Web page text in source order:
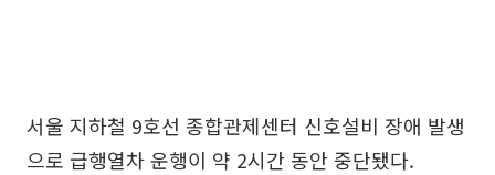
서울 지하철 9호선 종합관제센터 신호설비 장애 발생
으로 급행열차 운행이 약 2시간 동안 중단됐다.